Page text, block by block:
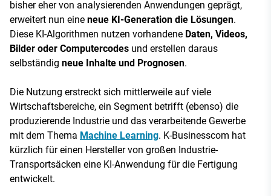
bisher eher von analysierenden Anwendungen geprägt,
erweitert nun eine neue KI-Generation die Lösungen.
Diese KI-Algorithmen nutzen vorhandene Daten, Videos,
Bilder oder Computercodes und erstellen daraus
selbständig neue Inhalte und Prognosen.
Die Nutzung erstreckt sich mittlerweile auf viele
Wirtschaftsbereiche, ein Segment betrifft (ebenso) die
produzierende Industrie und das verarbeitende Gewerbe
mit dem Thema Machine Learning. K-Businesscom hat
kürzlich für einen Hersteller von großen Industrie-
Transportsäcken eine KI-Anwendung für die Fertigung
entwickelt.